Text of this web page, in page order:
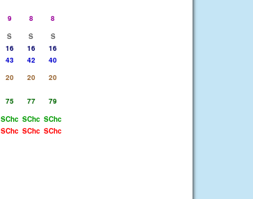
9 8
8
S S
S
16 16
16
43 42
40
20 20
20
75 77
79
SChc SChc SChc
SChc SChc SChc